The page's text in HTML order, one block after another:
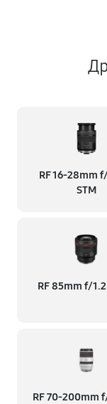
RF 16‑28mm
STM
RF 85mm f/
RF 70‑200mm